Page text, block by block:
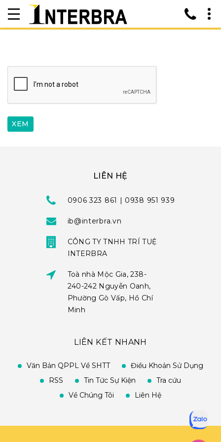
LIÊN HỆ
0906 323 861 | 0938 951 939
ib@interbra.vn
CÔNG TY TNHH TRÍ TUỆ
INTERBRA
Toà nhà Mộc Gia, 238-
240-242 Nguyễn Oanh,
Phường Gò Vấp, Hồ Chí
Minh
LIÊN KẾT NHANH
Văn Bản QPPL Về SHTT
Điều Khoản Sử Dụng
RSS
Tin Tức Sự Kiện
Tra cứu
Về Chúng Tôi
Liên Hệ